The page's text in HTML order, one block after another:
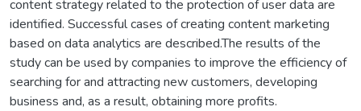
content strategy related to the protection of user data are
identified. Successful cases of creating content marketing
based on data analytics are described.The results of the
study can be used by companies to improve the efficiency of
searching for and attracting new customers, developing
business and, as a result, obtaining more profits.